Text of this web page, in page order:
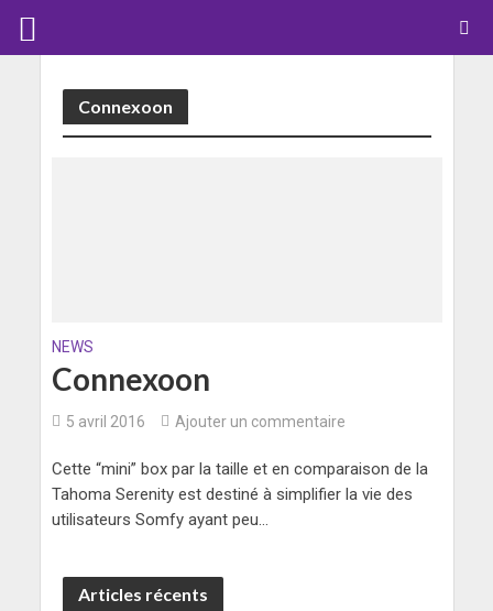
Connexoon
NEWS
Connexoon
5 avril 2016 Ajouter un commentaire
Cette “mini” box par la taille et en comparaison de la
Tahoma Serenity est destiné à simplifier la vie des
utilisateurs Somfy ayant peu...
Articles récents